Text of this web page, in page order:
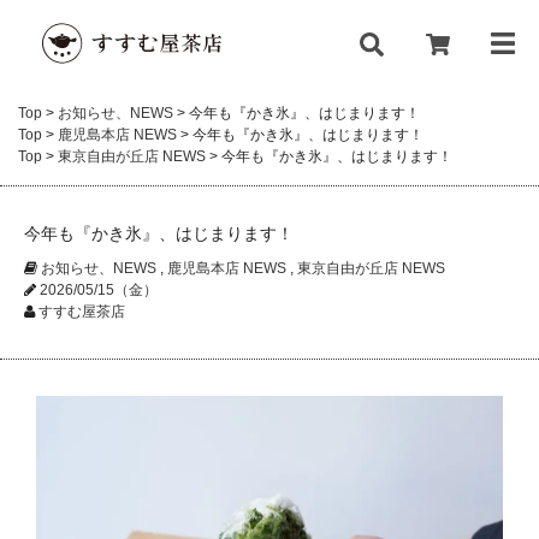
Top > お知らせ、NEWS > 今年も『かき氷』、はじまります！
Top > 鹿児島本店 NEWS > 今年も『かき氷』、はじまります！
Top > 東京自由が丘店 NEWS > 今年も『かき氷』、はじまります！
今年も『かき氷』、はじまります！
お知らせ、NEWS , 鹿児島本店 NEWS , 東京自由が丘店 NEWS
2026/05/15（金）
すすむ屋茶店